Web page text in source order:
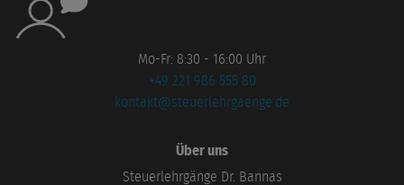
Mo-Fr: 8:30 - 16:00 Uhr
+49 221 986 555 80
kontakt@steuerlehrgaenge.de
Über uns
Steuerlehrgänge Dr. Bannas